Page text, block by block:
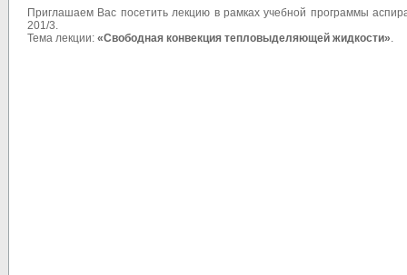
Приглашаем Вас посетить лекцию в рамках учебной программы
201/3.
Тема лекции: «Свободная конвекция тепловыделяющей жидкости».